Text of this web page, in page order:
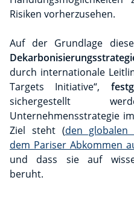
Risiken vorherzusehen.
Auf der Grundlage
durch internationale
Targets Initiative“,
sichergestellt
Unternehmensstrategie
Ziel steht (den globalen
dem Pariser Abkommen
und dass sie auf
beruht.